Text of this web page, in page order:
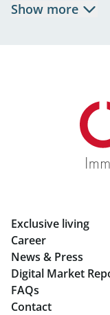
Real Estate in
Rent Apartments
Retail in Salzburg
Real Estate in Linz
Buy Apartments in
Show more
Exclusive living
Career
News & Press
Digital Market
FAQs
Contact